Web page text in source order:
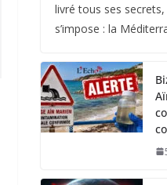
livré tous ses
s’impose : la